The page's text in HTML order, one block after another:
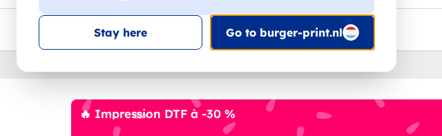
Stay here Go to burger-print.nl
Livraison UERemise quantité Service clientCroquis prépresse
🔥 Impression DTF à -30 %